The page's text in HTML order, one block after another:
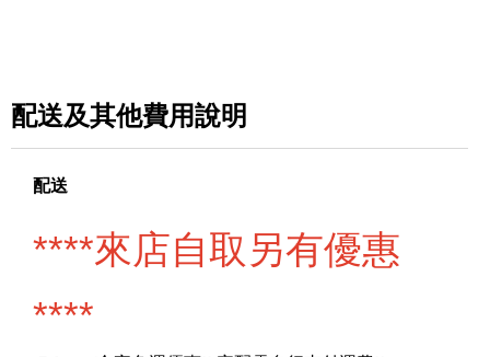
配送及其他費用說明
配送
****來店自取另有優惠
****